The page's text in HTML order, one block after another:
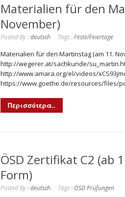
Materialien für den
November)
Posted By :deutsch Tags :Feste/Feiertage
Materialien für den Martinstag (am 11.
http://wegerer.at/sachkunde/
http://www.amara.org/el/videos/
https://www.goethe.de/resources/files/
Περισσότερα..
ÖSD Zertifikat C2 (ab
Form)
Posted By :deutsch Tags : ÖSD Prüfungen